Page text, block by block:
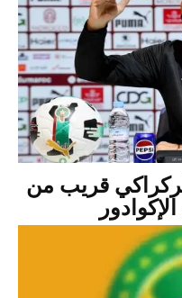
قريب من